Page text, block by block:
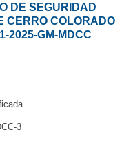
DE SEGURIDAD
CERRO COLORADO
2025-GM-MDCC
3